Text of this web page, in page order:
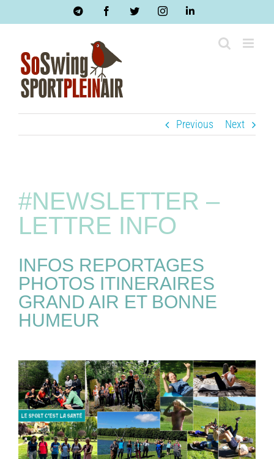
TelegramFacebookTwitterInstagramLinkedIn
Previous Next
#NEWSLETTER –
LETTRE INFO
INFOS REPORTAGES
PHOTOS ITINERAIRES
GRAND AIR ET BONNE
HUMEUR